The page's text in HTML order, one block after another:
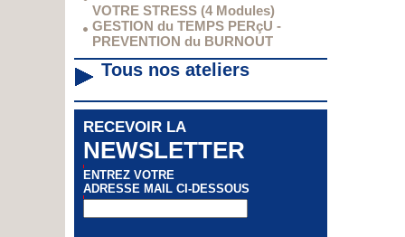
VOTRE STRESS (4 Modules)
GESTION du TEMPS PERçU -
PREVENTION du BURNOUT
Tous nos ateliers
RECEVOIR LA
NEWSLETTER
ENTREZ VOTRE
ADRESSE MAIL CI-DESSOUS